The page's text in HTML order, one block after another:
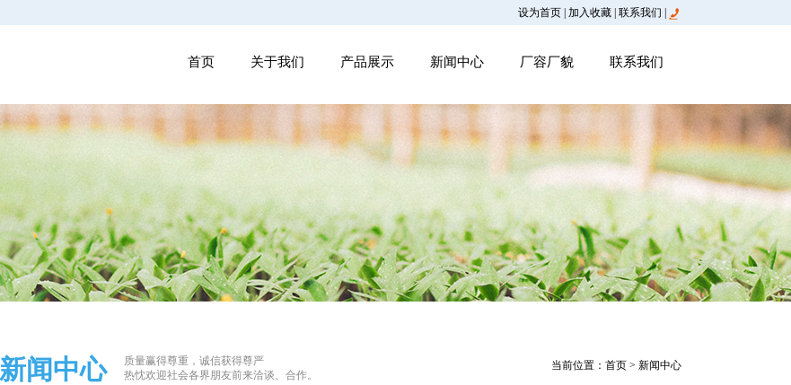
设为首页 加入收藏 联系我们
首页 关于我们 产品展示 新闻中心 厂容厂貌 联系我们
新闻中心
质量赢得尊重，诚信获得尊严
热忱欢迎社会各界朋友前来洽谈、合作。
当前位置： 首页 > 新闻中心